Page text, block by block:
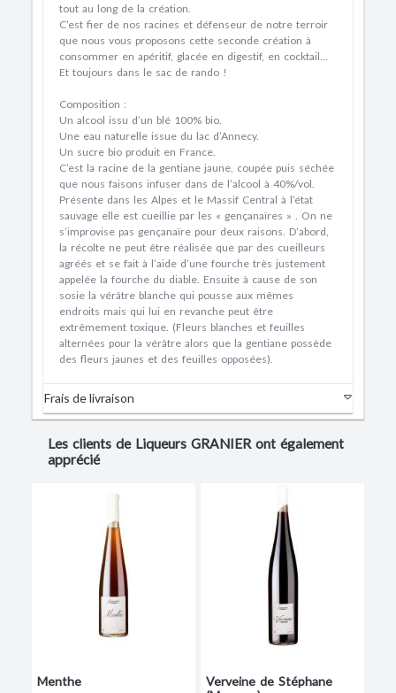
tout au long de la création.
C’est fier de nos racines et défenseur de notre terroir
que nous vous proposons cette seconde création à
consommer en apéritif, glacée en digestif, en cocktail…
Et toujours dans le sac de rando !
Composition :
Un alcool issu d’un blé 100% bio.
Une eau naturelle issue du lac d’Annecy.
Un sucre bio produit en France.
C’est la racine de la gentiane jaune, coupée puis séchée
que nous faisons infuser dans de l’alcool à 40%/vol.
Présente dans les Alpes et le Massif Central à l’état
sauvage elle est cueillie par les « gençanaïres » . On ne
s’improvise pas gençanaïre pour deux raisons. D’abord,
la récolte ne peut être réalisée que par des cueilleurs
agréés et se fait à l’aide d’une fourche très justement
appelée la fourche du diable. Ensuite à cause de son
sosie la vérâtre blanche qui pousse aux mêmes
endroits mais qui lui en revanche peut être
extrêmement toxique. (Fleurs blanches et feuilles
alternées pour la vérâtre alors que la gentiane possède
des fleurs jaunes et des feuilles opposées).
Frais de livraison
Les clients de Liqueurs GRANIER ont également
apprécié
Menthe
Verveine de Stéphane